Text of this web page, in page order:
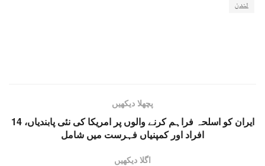
لندن
پچھلا دیکھیں
ایران کو اسلحہ فراہم کرنے والوں پر امریکا کی نئی پابندیاں، 14
افراد اور کمپنیاں فہرست میں شامل
اگلا دیکھیں